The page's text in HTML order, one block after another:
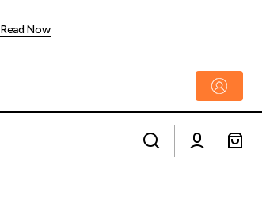
Read Now